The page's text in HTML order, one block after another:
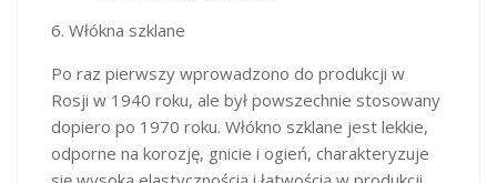
6. Włókna szklane
Po raz pierwszy wprowadzono do produkcji w
Rosji w 1940 roku, ale był powszechnie stosowany
dopiero po 1970 roku. Włókno szklane jest lekkie,
odporne na korozję, gnicie i ogień, charakteryzuje